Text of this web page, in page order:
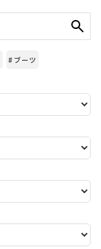
#ブーツ